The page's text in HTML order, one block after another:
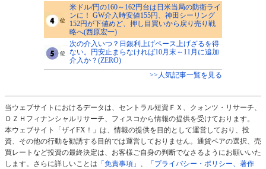
米ドル/円の160～162円台は日米当局の防衛ライ
ンに！ GW介入時安値155円、神田シーリング
152円が下値めど、押し目買いから戻り売り戦
略へ(西原宏一)
次の介入いつ？日銀利上げペース上げざるを得
ない。円安止まらなければ10月末～11月に追加
介入か？(ZERO)
>>人気記事一覧を見る
当ウェブサイトにおけるデータは、セントラル短資ＦＸ、クォンツ・リサーチ、
ＤＺＨフィナンシャルリサーチ、フィスコから情報の提供を受けております。
本ウェブサイト「ザイFX！」は、情報の提供を目的として運営しており、投
資、その他の行動を勧誘する目的では運営しておりません。通貨ペアの選択、売
買レートなど投資の最終決定は、お客様ご自身の判断でなさるようにお願いいた
します。さらに詳しいことは 「免責事項」 「プライバシー・ポリシー、著作